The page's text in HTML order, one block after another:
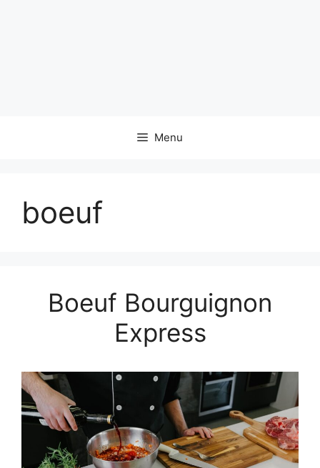
Menu
boeuf
Boeuf Bourguignon
Express